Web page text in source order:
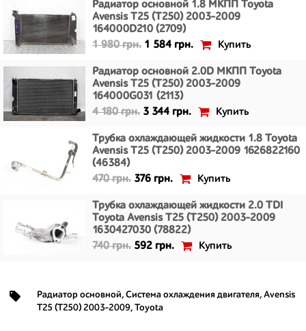
Радиатор основной 1.8 МКПП Toyota
Avensis T25 (T250) 2003-2009
164000D210 (2709)
1 980 грн. 1 584 грн. Купить
Радиатор основной 2.0D МКПП Toyota
Avensis T25 (T250) 2003-2009
164000G031 (2113)
4 180 грн. 3 344 грн. Купить
Трубка охлаждающей жидкости 1.8 Toyota
Avensis T25 (T250) 2003-2009 1626822160
(46384)
470 грн. 376 грн. Купить
Трубка охлаждающей жидкости 2.0 TDI
Toyota Avensis T25 (T250) 2003-2009
1630427030 (78822)
740 грн. 592 грн. Купить
Радиатор основной, Система охлаждения двигателя, Avensis
T25 (T250) 2003-2009, Toyota